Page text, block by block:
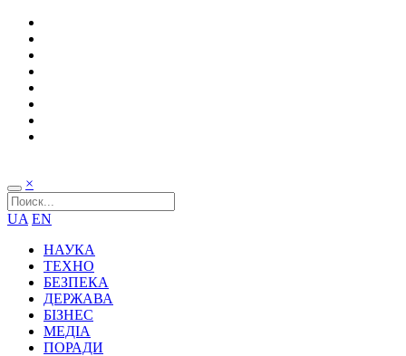
×
UA EN
НАУКА
ТЕХНО
БЕЗПЕКА
ДЕРЖАВА
БІЗНЕС
МЕДІА
ПОРАДИ